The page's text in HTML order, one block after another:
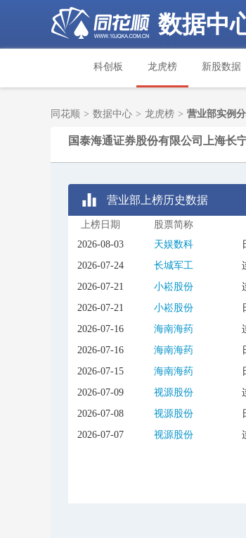
数据中
科创板 龙虎榜 新股数据
同花顺 > 数据中心 > 龙虎榜 > 营业部实例
国泰海通证券股份有限公司上海长
营业部上榜历史数据
上榜日期 股票简称
2026-08-03
天娱数科
2026-07-24
长城军工
2026-07-21
小崧股份
2026-07-21
小崧股份
2026-07-16
海南海药
2026-07-16
海南海药
2026-07-15
海南海药
2026-07-09
视源股份
2026-07-08
视源股份
2026-07-07
视源股份